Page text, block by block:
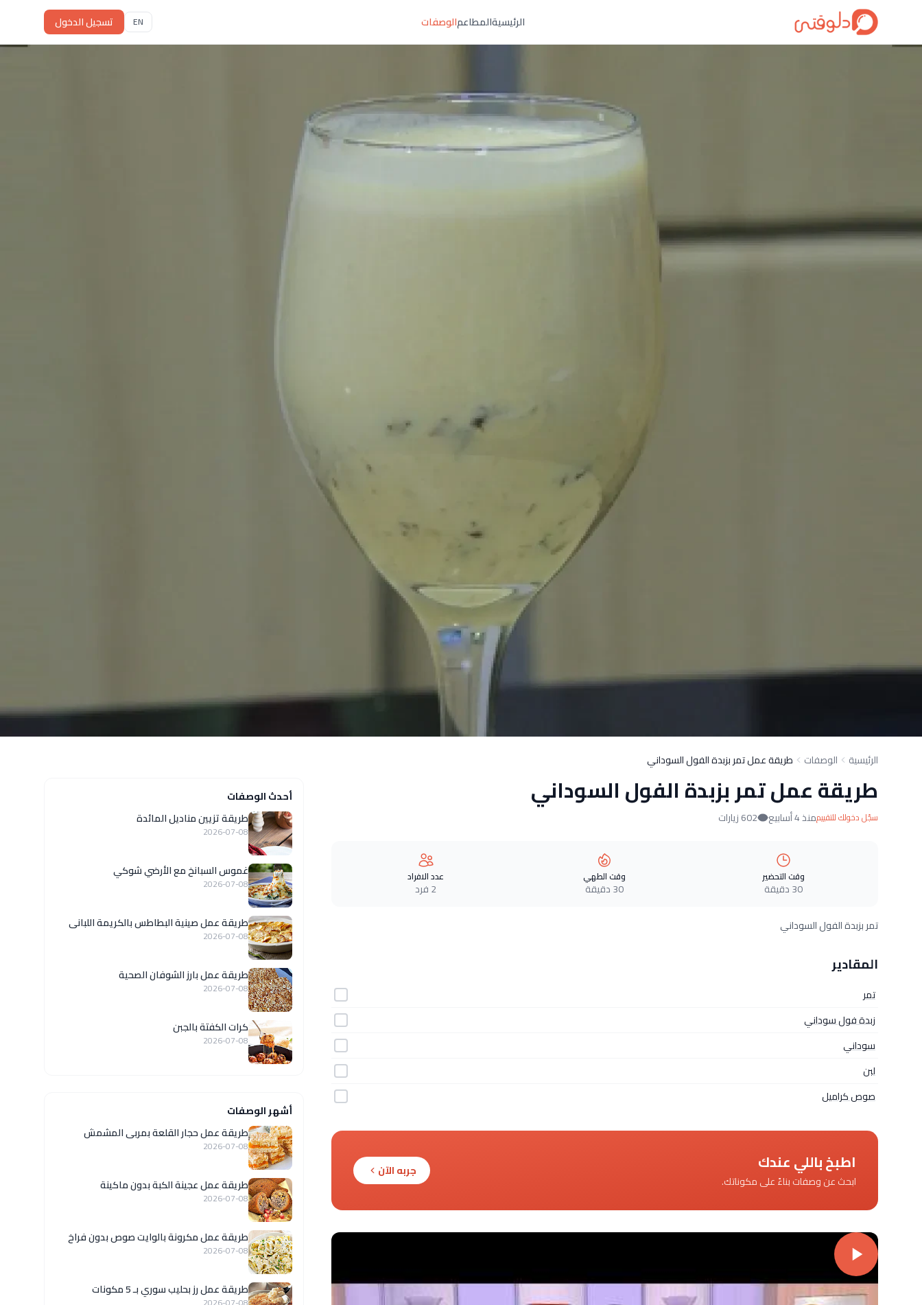
الرئيسيةالمطاعمالوصفات EN تسجيل الدخول
الرئيسية الوصفات طريقة عمل تمر بزبدة الفول السوداني
طريقة عمل تمر بزبدة الفول السوداني
سجّل دخولك للتقييممنذ 4 أسابيع 602 زيارات
وقت التحضير
30 دقيقة
وقت الطهي
30 دقيقة
عدد الافراد
2 فرد
تمر بزبدة الفول السوداني
المقادير
تمر
زبدة فول سوداني
سوداني
لبن
صوص كراميل
اطبخ باللي عندك
ابحث عن وصفات بناءً على مكوناتك.
جربه الآن
أحدث الوصفات
طريقة تزيين مناديل المائدة
2026-07-08
غموس السبانخ مع الأرضي شوكي
2026-07-08
طريقة عمل صينية البطاطس بالكريمة اللبانى
2026-07-08
طريقة عمل بارز الشوفان الصحية
2026-07-08
كرات الكفتة بالجبن
2026-07-08
أشهر الوصفات
طريقة عمل حجار القلعة بمربى المشمش
2026-07-08
طريقة عمل عجينة الكبة بدون ماكينة
2026-07-08
طريقة عمل مكرونة بالوايت صوص بدون فراخ
2026-07-08
طريقة عمل رز بحليب سوري بـ 5 مكونات